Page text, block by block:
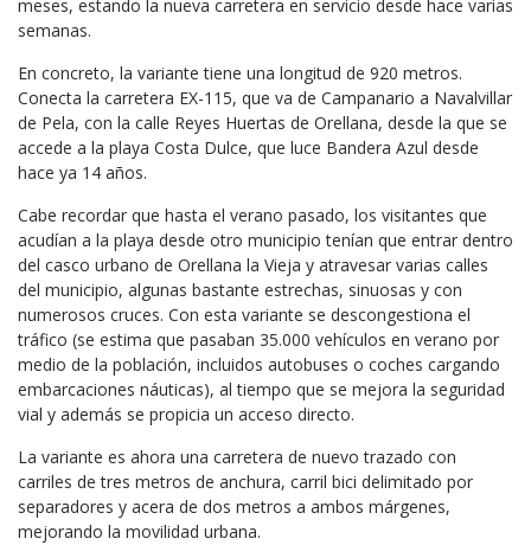
meses, estando la nueva carretera en servicio desde hace varias
semanas.
En concreto, la variante tiene una longitud de 920 metros.
Conecta la carretera EX-115, que va de Campanario a Navalvillar
de Pela, con la calle Reyes Huertas de Orellana, desde la que se
accede a la playa Costa Dulce, que luce Bandera Azul desde
hace ya 14 años.
Cabe recordar que hasta el verano pasado, los visitantes que
acudían a la playa desde otro municipio tenían que entrar dentro
del casco urbano de Orellana la Vieja y atravesar varias calles
del municipio, algunas bastante estrechas, sinuosas y con
numerosos cruces. Con esta variante se descongestiona el
tráfico (se estima que pasaban 35.000 vehículos en verano por
medio de la población, incluidos autobuses o coches cargando
embarcaciones náuticas), al tiempo que se mejora la seguridad
vial y además se propicia un acceso directo.
La variante es ahora una carretera de nuevo trazado con
carriles de tres metros de anchura, carril bici delimitado por
separadores y acera de dos metros a ambos márgenes,
mejorando la movilidad urbana.